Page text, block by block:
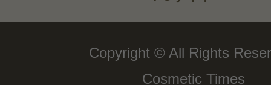
Copyright © All Rights
Cosmetic Times